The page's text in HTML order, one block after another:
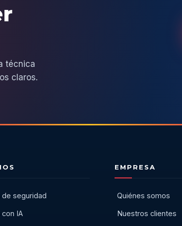
técnica
claros.
de seguridad
con IA
EMPRESA
Quiénes somos
Nuestros clientes